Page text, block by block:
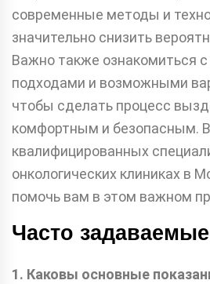
современные методы и
значительно снизить
Важно также ознакомиться
подходами и возможными
чтобы сделать процесс
комфортным и безопасным.
квалифицированных
онкологических клиниках в
помочь вам в этом важном
Часто
1. Каковы основные